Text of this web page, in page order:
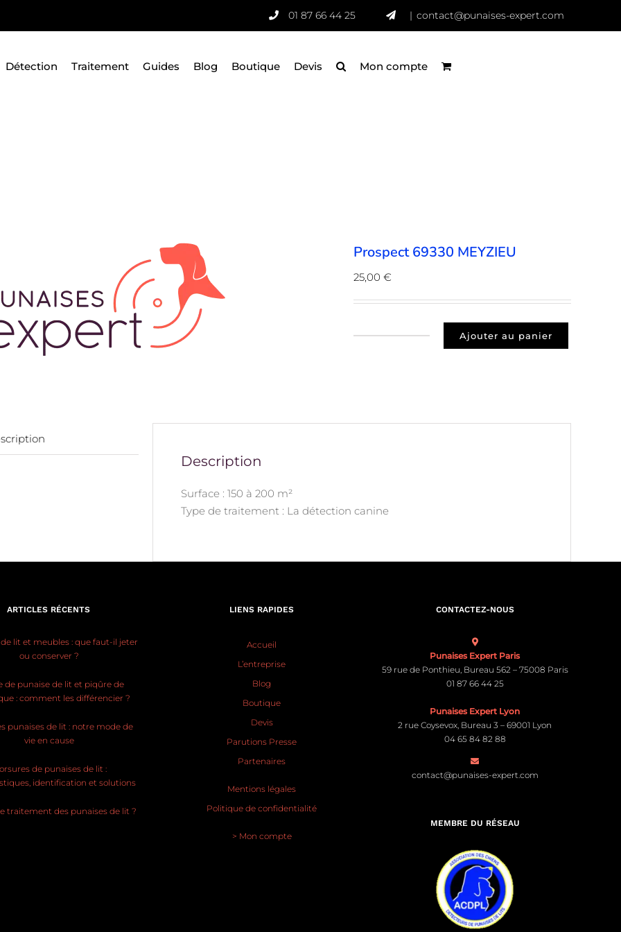
01 87 66 44 25 | contact@punaises-expert.com
Détection Traitement Guides Blog Boutique Devis Mon compte
Prospect 69330 MEYZIEU
25,00 €
Ajouter au panier
Description
Surface : 150 à 200 m²
Type de traitement : La détection canine
ARTICLES RÉCENTS
lit et meubles : que faut-il jeter
ou conserver ?
de punaise de lit et piqûre de
: comment les différencier ?
punaises de lit : notre mode de
vie en cause
de punaises de lit :
identification et solutions
traitement des punaises de lit ?
LIENS RAPIDES
Accueil
L’entreprise
Blog
Boutique
Devis
Parutions Presse
Partenaires
Mentions légales
Politique de confidentialité
> Mon compte
CONTACTEZ-NOUS
Punaises Expert Paris
59 rue de Ponthieu, Bureau 562 – 75008 Paris
01 87 66 44 25
Punaises Expert Lyon
2 rue Coysevox, Bureau 3 – 69001 Lyon
04 65 84 82 88
contact@punaises-expert.com
MEMBRE DU RÉSEAU